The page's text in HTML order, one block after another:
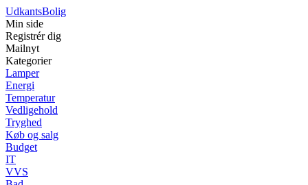
UdkantsBolig
Min side
Registrér dig
Mailnyt
Kategorier
Lamper
Energi
Temperatur
Vedligehold
Tryghed
Køb og salg
Budget
IT
VVS